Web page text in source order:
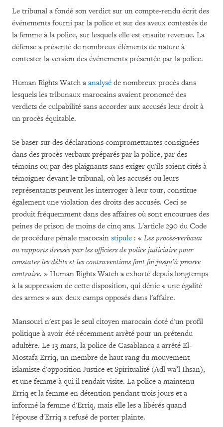
Le tribunal a fondé son verdict sur un compte-rendu écrit des
événements fourni par la police et sur des aveux contestés de
la femme à la police, sur lesquels elle est ensuite revenue. La
défense a présenté de nombreux éléments de nature à
contester la version des événements présentée par la police.
Human Rights Watch a analysé de nombreux procès dans
lesquels les tribunaux marocains avaient prononcé des
verdicts de culpabilité sans accorder aux accusés leur droit à
un procès équitable.
Se baser sur des déclarations compromettantes consignées
dans des procès-verbaux préparés par la police, par des
témoins ou par des plaignants sans exiger qu'ils soient cités à
témoigner devant le tribunal, où les accusés ou leurs
représentants peuvent les interroger à leur tour, constitue
également une violation des droits des accusés. Ceci se
produit fréquemment dans des affaires où sont encourues des
peines de prison de moins de cinq ans. L'article 290 du Code
de procédure pénale marocain stipule : « Les procès-verbaux
ou rapports dressés par les officiers de police judiciaire pour
constater les délits et les contraventions font foi jusqu’à preuve
contraire. » Human Rights Watch a exhorté depuis longtemps
à la suppression de cette disposition, qui dénie « une égalité
des armes » aux deux camps opposés dans l'affaire.
Mansouri n'est pas le seul citoyen marocain doté d'un profil
politique à avoir été récemment arrêté pour un prétendu
adultère. Le 13 mars, la police de Casablanca a arrêté El-
Mostafa Erriq, un membre de haut rang du mouvement
islamiste d'opposition Justice et Spiritualité (Adl wa’l Ihsan),
et une femme à qui il rendait visite. La police a maintenu
Erriq et la femme en détention pendant trois jours et a
informé la femme d'Erriq, mais elle les a libérés quand
l'épouse d'Erriq a refusé de porter plainte.